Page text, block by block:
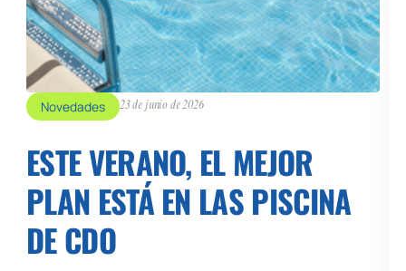
Novedades 23 de junio de 2026
ESTE VERANO, EL MEJOR
PLAN ESTÁ EN LAS PISCINA
DE CDO